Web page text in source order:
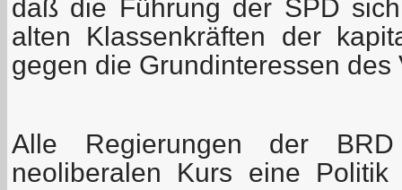
daß die Führung der SPD
alten Klassenkräften der
gegen die Grundinteressen des
Alle Regierungen der
neoliberalen Kurs eine